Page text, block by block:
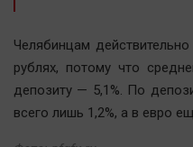
Автомобили
XX век: криминальные уроки
Банки
Челябинцам
рублях, потому что
депозиту — 5,1%. По
всего лишь 1,2%, а в евро